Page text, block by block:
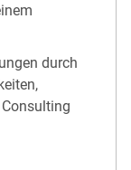
durch